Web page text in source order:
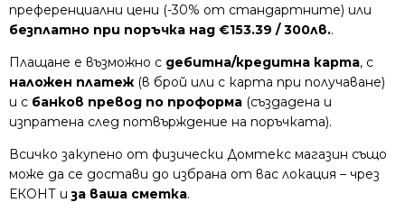
преференциални цени (-30% от стандартните) или
безплатно при поръчка над €153.39 / 300лв..
Плащане е възможно с дебитна/кредитна карта, с
наложен платеж (в брой или с карта при получаване)
и с банков превод по проформа (създадена и
изпратена след потвърждение на поръчката).
Всичко закупено от физически Домтекс магазин също
може да се достави до избрана от вас локация – чрез
ЕКОНТ иза ваша сметка.